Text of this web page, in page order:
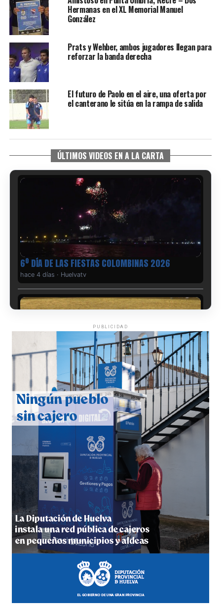
Hermanas en el XL Memorial Manuel
González
Prats y Wehber, ambos jugadores llegan para
reforzar la banda derecha
El futuro de Paolo en el aire, una oferta por
el canterano le sitúa en la rampa de salida
ÚLTIMOS VIDEOS EN A LA CARTA
6º DÍA DE LAS FIESTAS COLOMBINAS 2026
hace 4 días · Huelvatv
QUINTA CORRIDA DE LAS FIESTAS COLOMBINAS
2026
hace 4 días·Huelvatv
5º DÍA DE LAS FIESTAS COLOMBINAS 2026
hace 5 días·Huelvatv
PUBLICIDAD